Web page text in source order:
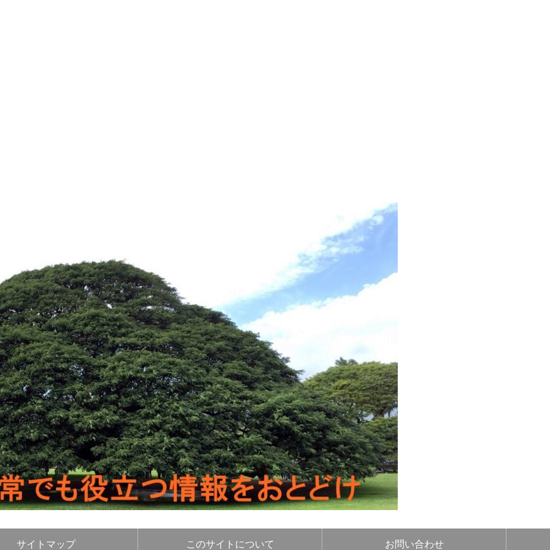
サイトマップ このサイトについて お問い合わせ